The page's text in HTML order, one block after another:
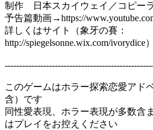
制作 日本スカイウェイ／コピー
予告篇動画→https://
詳しくはサイト（象牙の賽：
http://spiegelsonne.wix.com/ivorydice
このゲームはホラー探索恋愛アド
含）です
同性愛表現、ホラー表現が多数含
はプレイをお控えください